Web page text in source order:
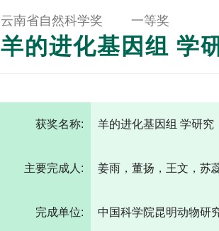
云南省自然科学奖 一等奖
羊的进化基因组 学
获奖名称: 羊的进化基因组 学研究
主要完成人: 姜雨，董扬，王文，苏
完成单位: 中国科学院昆明动物研